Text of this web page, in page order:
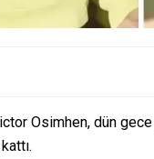
Osimhen, dün